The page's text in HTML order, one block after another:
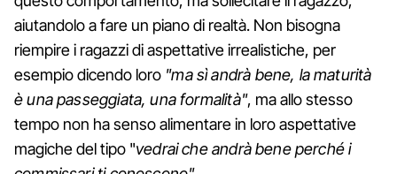
aiutandolo a fare un piano di realtà. Non bisogna
riempire i ragazzi di aspettative irrealistiche, per
esempio dicendo loro "ma sì andrà bene, la maturità
è una passeggiata, una formalità", ma allo stesso
tempo non ha senso alimentare in loro aspettative
magiche del tipo "vedrai che andrà bene perché i